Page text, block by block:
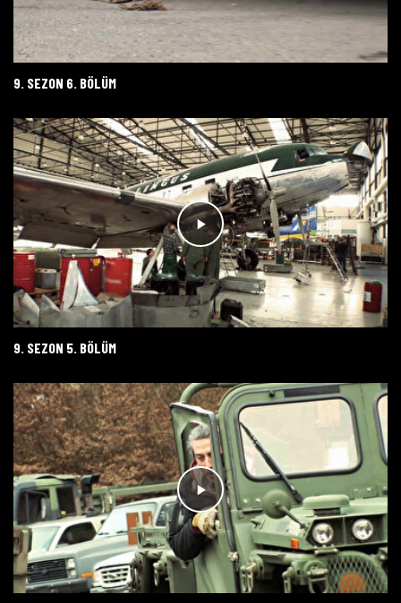
9. SEZON 6. BÖLÜM
9. SEZON 5. BÖLÜM